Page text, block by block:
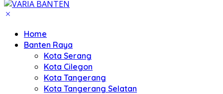
Home
Banten Raya
Kota Serang
Kota Cilegon
Kota Tangerang
Kota Tangerang Selatan